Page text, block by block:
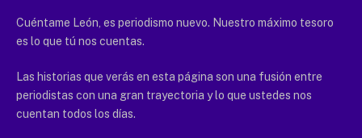
Cuéntame León, es periodismo nuevo. Nuestro máximo tesoro
es lo que tú nos cuentas.
Las historias que verás en esta página son una fusión entre
periodistas con una gran trayectoria y lo que ustedes nos
cuentan todos los días.